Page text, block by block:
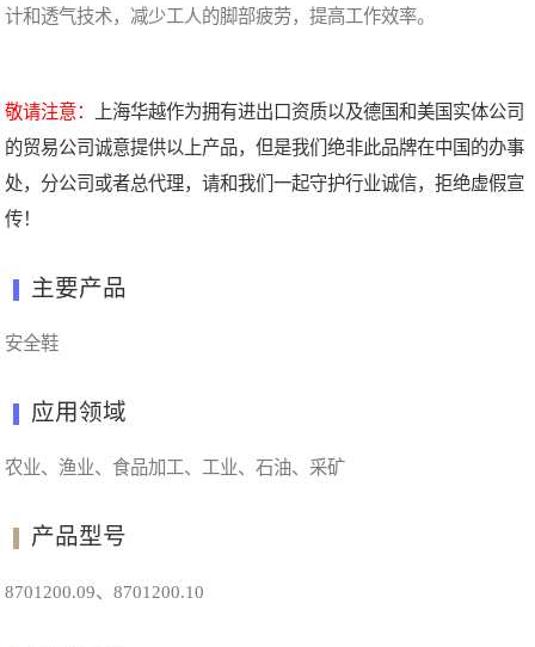
计和透气技术，减少工人的脚部疲劳，提高工作效率。
敬请注意：
上海华越作为拥有进出口资质以及德国和美国实体公司
的贸易公司诚意提供以上产品，但是我们绝非此品牌在中国的办事
处，分公司或者总代理，请和我们一起守护行业诚信，拒绝虚假宣
传！
主要产品
安全鞋
应用领域
农业、渔业、食品加工、工业、石油、采矿
产品型号
8701200.09、8701200.10